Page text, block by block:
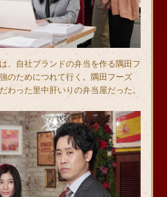
、自社ブランドの弁当を作る隅田フ
のためにつれて行く。隅田フーズ
わった里中肝いりの弁当屋だった。